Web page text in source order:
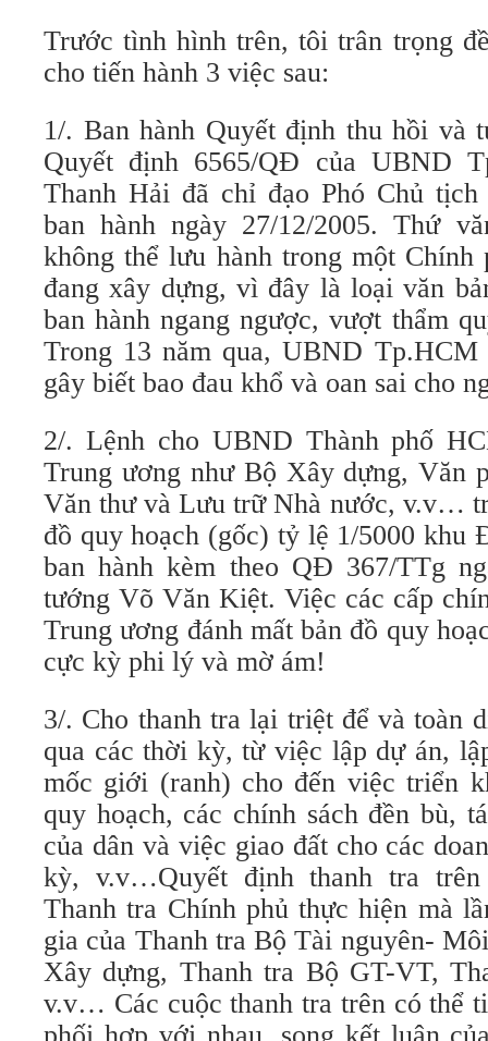
Trước tình hình trên, tôi trân trọng
cho tiến hành 3 việc sau:
1/. Ban hành Quyết định thu hồi và
Quyết định 6565/QĐ của UBND
Thanh Hải đã chỉ đạo Phó Chủ
ban hành ngày 27/12/2005. Thứ
không thể lưu hành trong một Chính
đang xây dựng, vì đây là loại văn
ban hành ngang ngược, vượt thẩm
Trong 13 năm qua, UBND Tp.HCM
gây biết bao đau khổ và oan sai cho
2/. Lệnh cho UBND Thành phố
Trung ương như Bộ Xây dựng, Văn
Văn thư và Lưu trữ Nhà nước, v.v…
đồ quy hoạch (gốc) tỷ lệ 1/5000 khu
ban hành kèm theo QĐ 367/TTg
tướng Võ Văn Kiệt. Việc các cấp
Trung ương đánh mất bản đồ quy
cực kỳ phi lý và mờ ám!
3/. Cho thanh tra lại triệt để và toàn
qua các thời kỳ, từ việc lập dự án,
mốc giới (ranh) cho đến việc triển
quy hoạch, các chính sách đền bù,
của dân và việc giao đất cho các
kỳ, v.v…Quyết định thanh tra
Thanh tra Chính phủ thực hiện mà
gia của Thanh tra Bộ Tài nguyên-
Xây dựng, Thanh tra Bộ GT-VT,
v.v… Các cuộc thanh tra trên có thể